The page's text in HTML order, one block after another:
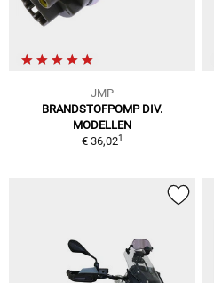
JMP
BRANDSTOFPOMP DIV.
MODELLEN
€ 36,021